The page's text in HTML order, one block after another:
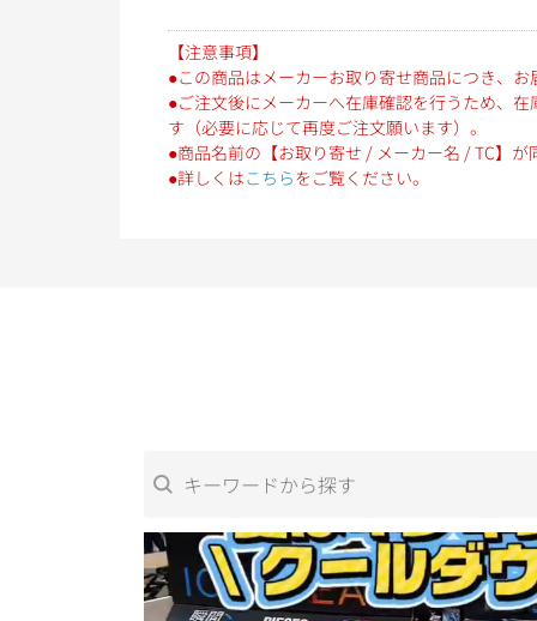
【注意事項】
●この商品はメーカーお取り寄せ商品につき、
●ご注文後にメーカーへ在庫確認を行うため、
す（必要に応じて再度ご注文願います）。
●商品名前の【お取り寄せ / メーカー名 / TC】
●詳しくはこちらをご覧ください。